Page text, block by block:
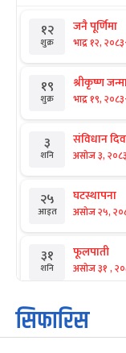
१२
शुक्र
जनै पूर्णिमा
भाद्र १२, २०८३
१९
शुक्र
श्रीकृष्ण
भाद्र १९, २०८३
३
शनि
संविधान
असोज ३, २०८३
२५
आइत
घटस्थापना
असोज २५,
३१
शनि
फूलपाती
असोज ३१ ,
१
आइत
कार्तिक
कार्तिक १, २०८३
सिफारिस